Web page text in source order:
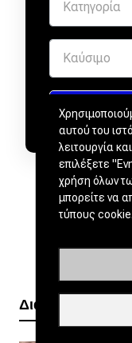
Διαβάστε ακόμα
αυτού του
λειτουργία
επιλέξετε
χρήση όλων
μπορείτε να
τύπους cookie.